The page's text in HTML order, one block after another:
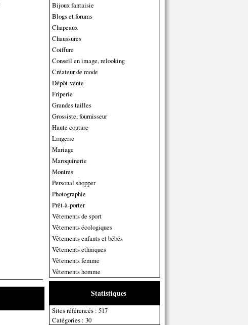
Bijoux fantaisie
Blogs et forums
Chapeaux
Chaussures
Coiffure
Conseil en image, relooking
Créateur de mode
Dépôt-vente
Friperie
Grandes tailles
Grossiste, fournisseur
Haute couture
Lingerie
Mariage
Maroquinerie
Montres
Personal shopper
Photographie
Prêt-à-porter
Vêtements de sport
Vêtements écologiques
Vêtements enfants et bébés
Vêtements ethniques
Vêtements femme
Vêtements homme
Statistiques
Sites référencés : 517
Catégories : 30